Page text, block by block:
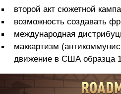
второй акт сюжетной
возможность создавать
международная
маккартизм
движение в США образца